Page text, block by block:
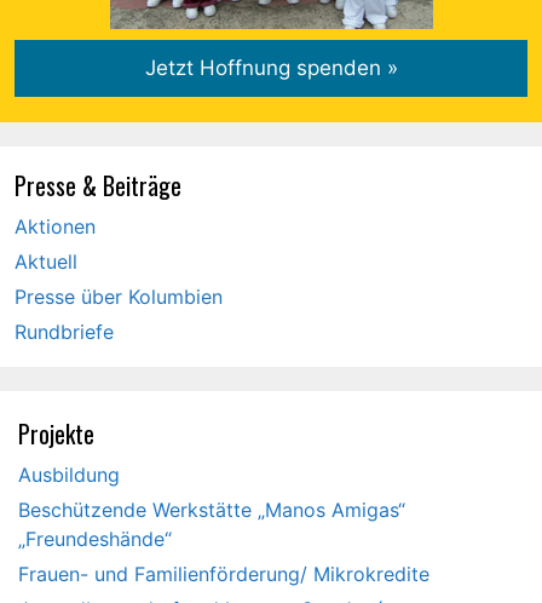
Presse & Beiträge
Aktionen
Aktuell
Presse über Kolumbien
Rundbriefe
Projekte
Ausbildung
Beschützende Werkstätte „Manos Amigas“
„Freundeshände“
Frauen- und Familienförderung/ Mikrokredite